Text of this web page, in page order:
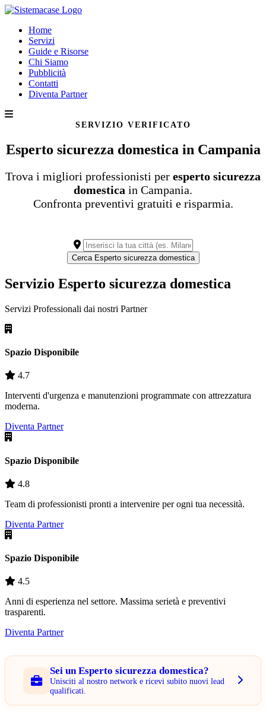
Home
Servizi
Guide e Risorse
Chi Siamo
Pubblicità
Contatti
Diventa Partner
SERVIZIO VERIFICATO
Esperto sicurezza domestica in Campania
Trova i migliori professionisti per esperto sicurezza
domestica in Campania.
Confronta preventivi gratuiti e risparmia.
Cerca Esperto sicurezza domestica
Servizio Esperto sicurezza domestica
Servizi Professionali dai nostri Partner
Spazio Disponibile
4.7
Interventi d'urgenza e manutenzioni programmate con attrezzatura
moderna.
Diventa Partner
Spazio Disponibile
4.8
Team di professionisti pronti a intervenire per ogni tua necessità.
Diventa Partner
Spazio Disponibile
4.5
Anni di esperienza nel settore. Massima serietà e preventivi
trasparenti.
Diventa Partner
Sei un Esperto sicurezza domestica?
Unisciti al nostro network e ricevi subito nuovi lead
qualificati.